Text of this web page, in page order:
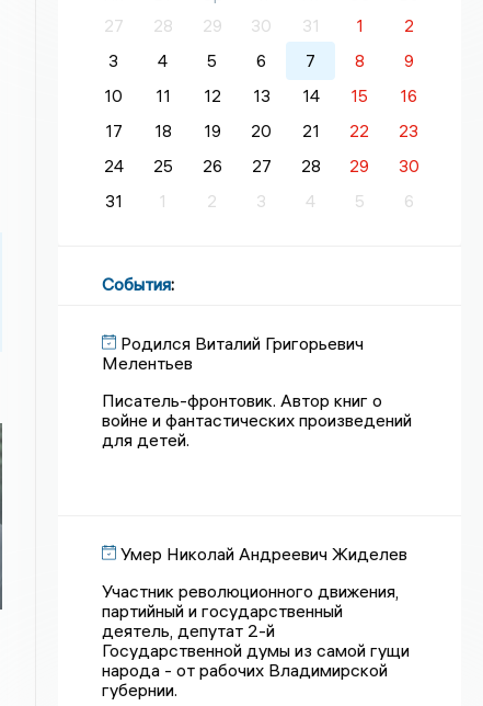
27
28 29 30 31 1
2
3
4 5 6 7 8
9
10
11 12 13 14 15
16
17
18 19 20 21 22
23
24
25 26 27 28 29
30
31
1 2 3 4 5 6
События:
Родился Виталий Григорьевич
Мелентьев
Писатель-фронтовик. Автор книг о
войне и фантастических произведений
для детей.
Умер Николай Андреевич Жиделев
Участник революционного движения,
партийный и государственный
деятель, депутат 2-й
Государственной думы из самой гущи
народа - от рабочих Владимирской
губернии.